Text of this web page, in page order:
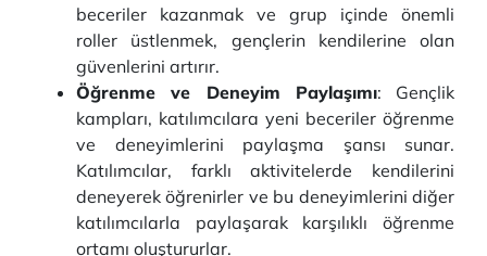
beceriler kazanmak ve grup içinde önemli
roller üstlenmek, gençlerin kendilerine olan
güvenlerini artırır.
Öğrenme ve Deneyim Paylaşımı: Gençlik
kampları, katılımcılara yeni beceriler öğrenme
ve deneyimlerini paylaşma şansı sunar.
Katılımcılar, farklı aktivitelerde kendilerini
deneyerek öğrenirler ve bu deneyimlerini diğer
katılımcılarla paylaşarak karşılıklı öğrenme
ortamı oluştururlar.